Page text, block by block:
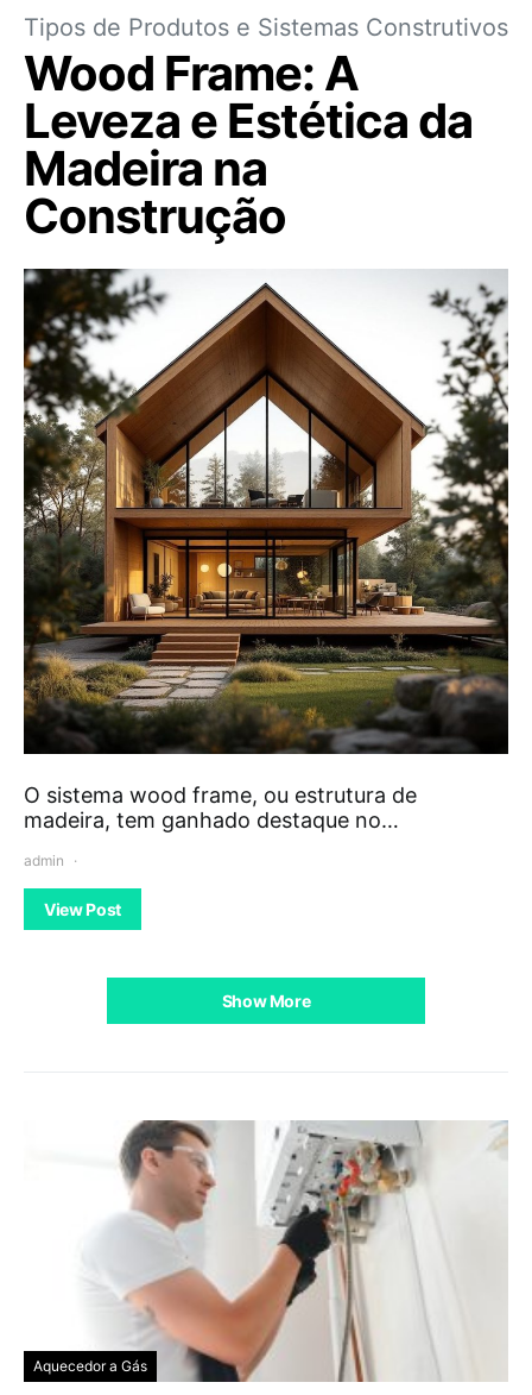
Tipos de Produtos e Sistemas Construtivos
Wood Frame: A
Leveza e Estética da
Madeira na
Construção
O sistema wood frame, ou estrutura de
madeira, tem ganhado destaque no…
admin
View Post
Show More
Aquecedor a Gás